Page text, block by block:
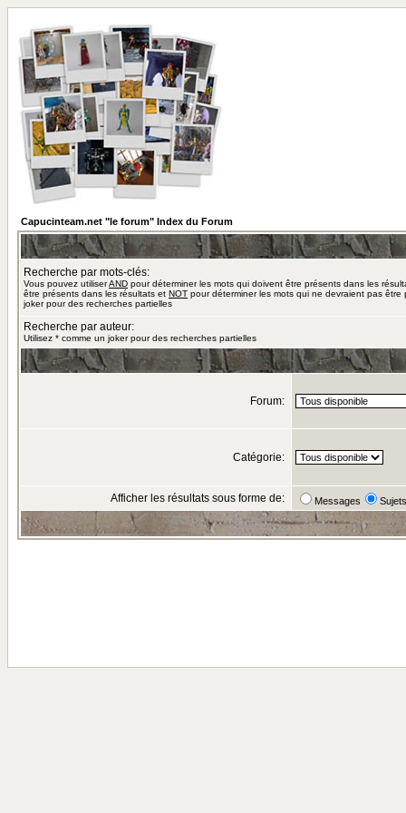
Capucinteam.net "le forum" Index du Forum
Recherche par mots-clés:
Vous pouvez utiliserAND pour déterminer les mots qui doivent être présents dans les
être présents dans les résultats et NOT pour déterminer les mots qui ne devraient pas
joker pour des recherches partielles
Recherche par auteur:
Utilisez * comme un joker pour des recherches partielles
Forum:
Catégorie:
Afficher les résultats sous forme de: Messages Sujets